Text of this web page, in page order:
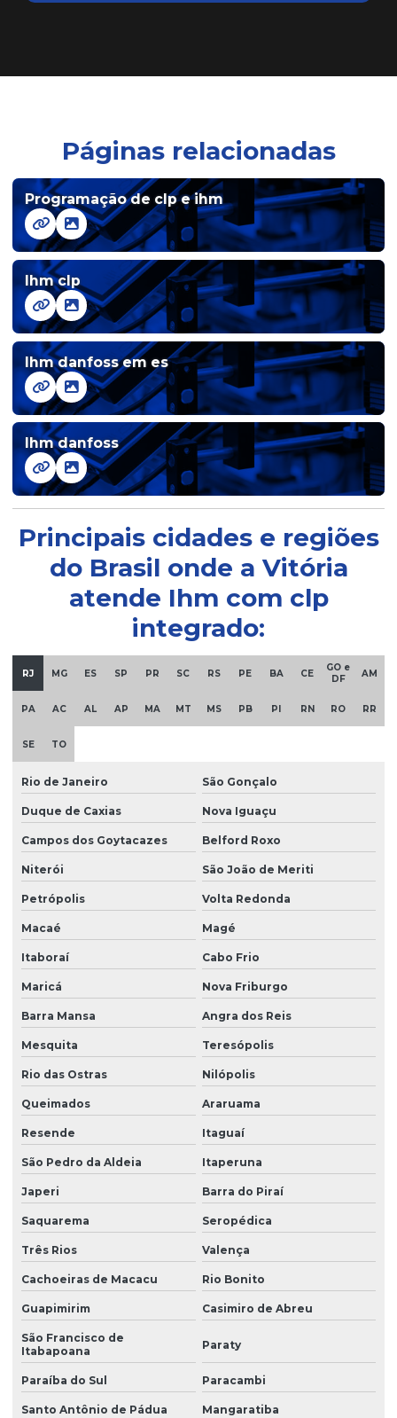
Ihm com clp integrado
Ihm para controle industrial avançado
Ihm danfoss
Ihm danfoss em es
Ihm com design amigável
Ihm elétrica
Ihm industrial
Ihm para melhoria de processos industriais
Ihms para monitoramento de processos
Ihms para sistemas automatizados
Infraestrutura para automação industrial
Integração de componentes tecnológicos industriais
Integração de dispositivos industriais
Interface homem-máquina ergonômica
Interface homem-máquina para sistemas automatizados
Interface ihm para operação segura
Manutenção de automação industrial especializada
Manutenção de automação industrial especializada em
indústrias
Manutenção de automação industrial preventiva
Manutenção de automação industrial programada
Manutenção de circuitos eletrônicos de guindastes
industriais
Manutenção de controles eletrônicos de guindastes
Manutenção corretiva de automação industrial
Manutenção corretiva de guindastes eletrônicos
Manutenção eletrônica de guindastes
Manutenção de eletrônica de guindastes industriais
Páginas relacionadas
Programação de clp e ihm
Ihm clp
Ihm danfoss em es
Ihm danfoss
Principais cidades e regiões
do Brasil onde a Vitória
atende Ihm com clp
integrado:
RJ MG ES SP PR SC RS PE BA CE
GO e
DF
AM
PA AC AL AP MA MT MS PB PI RN RO RR
SE TO
Rio de Janeiro São Gonçalo
Duque de Caxias Nova Iguaçu
Campos dos Goytacazes Belford Roxo
Niterói São João de Meriti
Petrópolis Volta Redonda
Macaé Magé
Itaboraí Cabo Frio
Maricá Nova Friburgo
Barra Mansa Angra dos Reis
Mesquita Teresópolis
Rio das Ostras Nilópolis
Queimados Araruama
Resende Itaguaí
São Pedro da Aldeia Itaperuna
Japeri Barra do Piraí
Saquarema Seropédica
Três Rios Valença
Cachoeiras de Macacu Rio Bonito
Guapimirim Casimiro de Abreu
São Francisco de
Itabapoana
Paraty
Paraíba do Sul Paracambi
Santo Antônio de Pádua Mangaratiba